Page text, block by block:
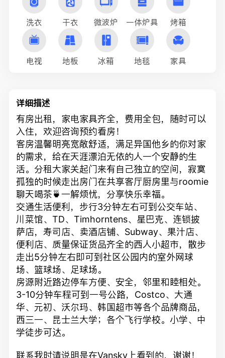
洗衣 干衣 微波炉 一体炉具 烤箱
电视 地板 冰箱 地毯 家具
详细描述
有房出租，家电家具齐全，费用全包，随时可以
入住，欢迎咨询预约看房！
客房温馨明亮宽敞舒适，满足异国他乡的你对家
的需求，给在天涯漂泊无依的人一个安静的生
活。分租大家关起门来有自己独立的空间，寂寞
孤独的时候走出房门在共享客厅厨房里与roomie
聊天喝茶🍵一解烦忧，分享快乐幸福。
交通生活便利，步行3分钟左右可到公交车站、
川菜馆、TD、Timhorntens、星巴克、连锁披
萨店，寿司店、卖酒店铺、Subway、果汁店、
便利店、质量保证货品齐全的西人小超市，散步
走出5分钟左右即可到社区公园内的室外网球
场、篮球场、足球场。
房源附近路边停车方便、安全，邻里和睦相处。
3-10分钟车程可到一号公路，Costco、大通
华、元初、沃尔玛、韩国超市等各个品牌商品，
西三一、昆士兰大学；各个飞行学校。小学、中
学徒步可达。
联系我时请说明是在Vansky上看到的，谢谢！